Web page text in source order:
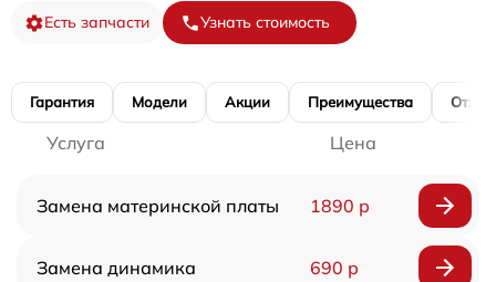
Есть запчасти Узнать стоимость
Гарантия Модели Акции Преимущества
Услуга Цена
Замена материнской платы 1890 р
Замена динамика 690 р